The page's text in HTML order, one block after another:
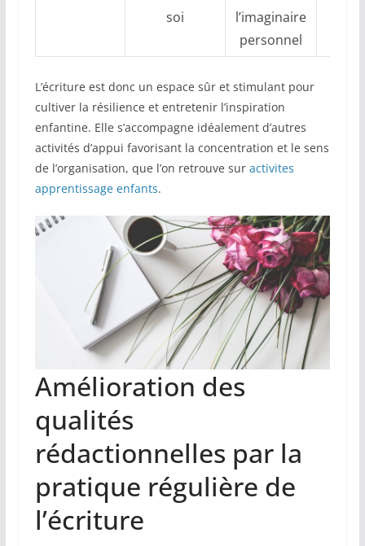
soi
l’imaginaire
personnel
L’écriture est donc un espace sûr et stimulant pour
cultiver la résilience et entretenir l’inspiration
enfantine. Elle s’accompagne idéalement d’autres
activités d’appui favorisant la concentration et le sens
de l’organisation, que l’on retrouve sur activites
apprentissage enfants.
Amélioration des
qualités
rédactionnelles par la
pratique régulière de
l’écriture